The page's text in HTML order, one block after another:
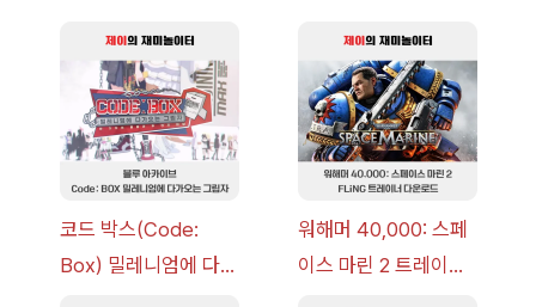
코드 박스(Code:
Box) 밀레니엄에 다가
워해머 40,000: 스페
이스 마린 2 트레이너